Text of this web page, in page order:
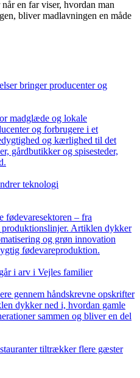
en far viser, hvordan man
bliver madlavningen en måde
bringer producenter og
madglæde og lokale
og forbrugere i et
og kærlighed til det
gårdbutikker og spisesteder,
teknologi
fødevaresektoren – fra
Artiklen dykker
og grøn innovation
fødevareproduktion.
i arv i Vejles familier
gennem håndskrevne opskrifter
dykker ned i, hvordan gamle
sammen og bliver en del
tiltrækker flere gæster